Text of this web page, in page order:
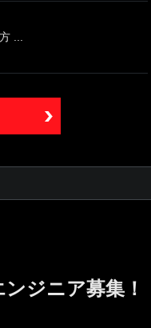
...
ジニア募集！